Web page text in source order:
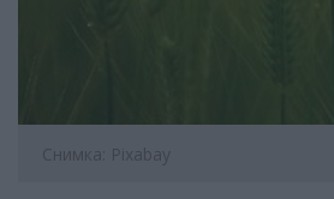
Снимка: Pixabay